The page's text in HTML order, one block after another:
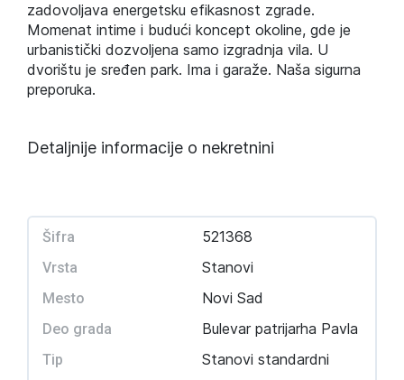
zadovoljava energetsku efikasnost zgrade.
Momenat intime i budući koncept okoline, gde je
urbanistički dozvoljena samo izgradnja vila. U
dvorištu je sređen park. Ima i garaže. Naša sigurna
preporuka.
Detaljnije informacije o nekretnini
Šifra 521368
Vrsta Stanovi
Mesto Novi Sad
Deo grada Bulevar patrijarha Pavla
Tip Stanovi standardni